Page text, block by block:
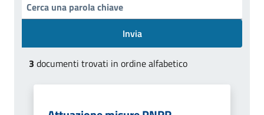
Invia
3 documenti trovati in ordine alfabetico